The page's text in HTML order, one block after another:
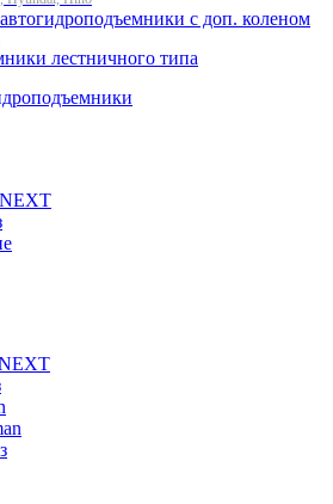
с доп. коленом
лестничного типа